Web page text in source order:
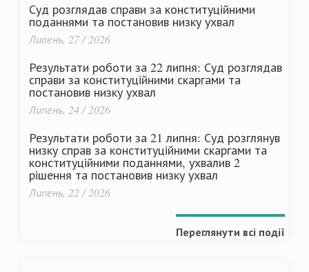
Суд розглядав справи за конституційними
поданнями та постановив низку ухвал
Липень, 27 / 2026
Результати роботи за 22 липня: Суд розглядав
справи за конституційними скаргами та
постановив низку ухвал
Липень, 24 / 2026
Результати роботи за 21 липня: Суд розглянув
низку справ за конституційними скаргами та
конституційними поданнями, ухвалив 2
рішення та постановив низку ухвал
Липень, 22 / 2026
Переглянути всі події